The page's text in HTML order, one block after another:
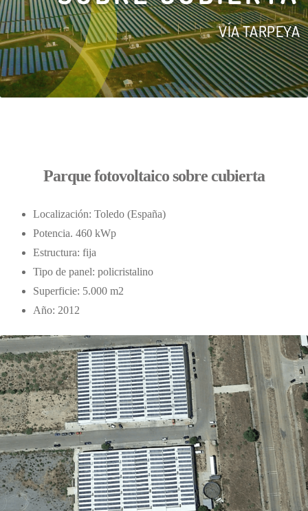
VÍA TARPEYA
Parque fotovoltaico sobre cubierta
Localización: Toledo (España)
Potencia. 460 kWp
Estructura: fija
Tipo de panel: policristalino
Superficie: 5.000 m2
Año: 2012